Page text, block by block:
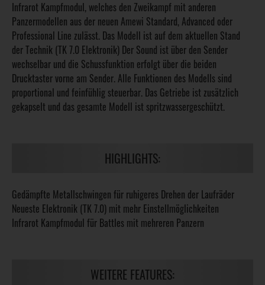
Infrarot Kampfmodul, welches den Zweikampf mit anderen
Panzermodellen aus der neuen Amewi Standard, Advanced oder
Professional Line zulässt. Das Modell ist auf dem aktuellen Stand
der Technik (TK 7.0 Elektronik) Der Sound ist über den Sender
wechselbar und die Schussfunktion erfolgt über die beiden
Drucktaster vorne am Sender. Alle Funktionen des Modells sind
proportional und feinfühlig steuerbar. Das Getriebe ist zusätzlich
gekapselt und das gesamte Modell ist spritzwassergeschützt.
HIGHLIGHTS:
Gedämpfte Metallschwingen für ruhigeres Drehen der Laufräder
Neueste Elektronik (TK 7.0) mit mehr Einstellmöglichkeiten
Infrarot Kampfmodul für Battles mit mehreren Panzern
WEITERE FEATURES: